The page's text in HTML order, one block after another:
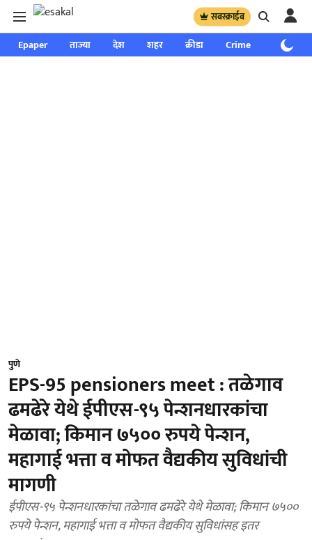
सबस्क्राईब
Epaper ताज्या देश शहर क्रीडा Crime साप्ताहिक
पुणे
EPS-95 pensioners meet : तळेगाव
ढमढेरे येथे ईपीएस-९५ पेन्शनधारकांचा
मेळावा; किमान ७५०० रुपये पेन्शन,
महागाई भत्ता व मोफत वैद्यकीय सुविधांची
मागणी
ईपीएस-९५ पेन्शनधारकांचा तळेगाव ढमढेरे येथे मेळावा; किमान ७५००
रुपये पेन्शन, महागाई भत्ता व मोफत वैद्यकीय सुविधांसह इतर